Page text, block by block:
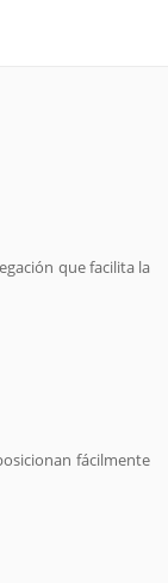
que facilita la
fácilmente